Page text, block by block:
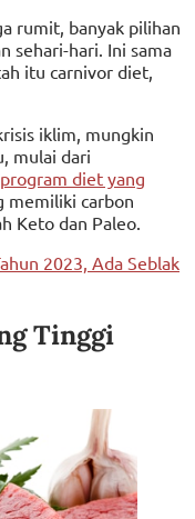
rumit, banyak pilihan
sehari-hari. Ini sama
itu carnivor diet,
iklim, mungkin
mulai dari
program diet yang
memiliki carbon
Keto dan Paleo.
2023, Ada Seblak
Tinggi